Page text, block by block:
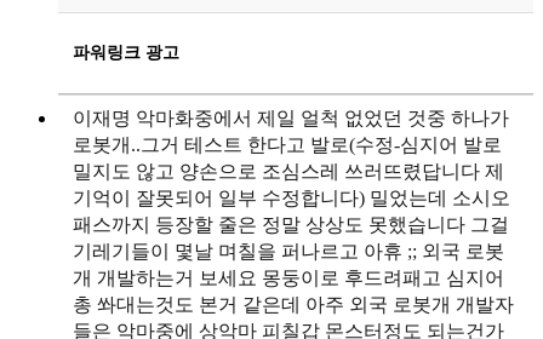
파워링크 광고
이재명 악마화중에서 제일 얼척 없었던 것중 하나가
로봇개..그거 테스트 한다고 발로(수정-심지어 발로
밀지도 않고 양손으로 조심스레 쓰러뜨렸답니다 제
기억이 잘못되어 일부 수정합니다) 밀었는데 소시오
패스까지 등장할 줄은 정말 상상도 못했습니다 그걸
기레기들이 몇날 며칠을 퍼나르고 아휴 ;; 외국 로봇
개 개발하는거 보세요 몽둥이로 후드려패고 심지어
총 쏴대는것도 본거 같은데 아주 외국 로봇개 개발자
들은 악마중에 상악마 피칠갑 몬스터정도 되는건가